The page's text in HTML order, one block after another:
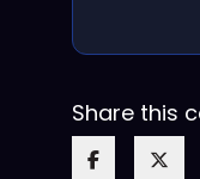
Share this